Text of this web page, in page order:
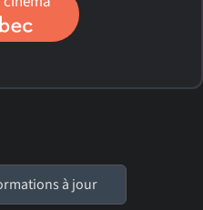
à jour